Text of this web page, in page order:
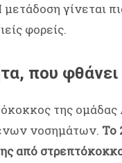
μετάδοση γίνεται
φορείς.
που φθάνει
της
νοσημάτων. Το
από